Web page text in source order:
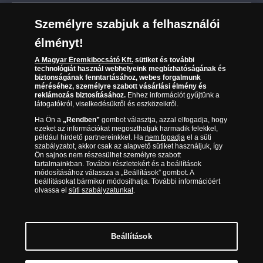
Kézbesítés
Reklamáció
Visszaküldés
Elállási űrlap
Karrier
Sütik (cookies) használata
Süti (cookies)Beállítások
Társaságunkról
Az érmék és érmek ára és értéke
Gyakran ismételt kérdések
Adatkezelés
06 80 888 889
(díjmentesen hívható hétfőtől csütörtökig 9.00 és 17.00
óra között, péntekenként 9.00 és 15.00 óra között)
Magyar Éremkibocsátó Kft. 1134 Budapest, Váci út 33. Cégjegyzékszám: 01-09-
957944, Adószám: 23275395-2-41 A Társaság a Magyar Kereskedelmi
Személyre szabjuk a felhasználói
élményt!
A Magyar Éremkibocsátó Kft.sütiket és további
technológiát használ webhelyeink megbízhatóságának és
biztonságának fenntartásához, webes forgalmunk
méréséhez, személyre szabott vásárlási élmény és
reklámozás biztosításához.Ehhez információt gyűjtünk a
látogatókról, viselkedésükről és eszközeikről.
Ha Ön a „Rendben”gombot választja, azzal elfogadja, hogy
ezeket az információkat megoszthatjuk harmadik felekkel,
például hirdető partnereinkkel. Ha nem fogadjael a süti
szabályzatot, akkor csak az alapvető sütiket használjuk, így
Ön sajnos nem részesülhet személyre szabott
tartalmainkban. További részletekért és a beállítások
módosításához válassza a „Beállítások” gombot. A
beállításokat bármikor módosíthatja. További információért
olvassa el süti szabályzatunkat.
Beállítások